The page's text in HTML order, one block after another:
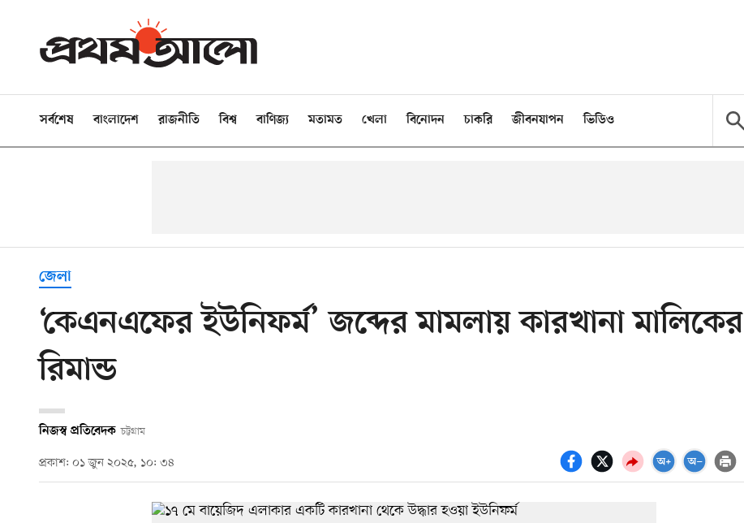
সর্বশেষ বাংলাদেশ রাজনীতি বিশ্ব বাণিজ্য মতামত খেলা বিনোদন চাকরি জীবনযাপন ভিডিও
জেলা
‘কেএনএফের ইউনিফর্ম’ জব্দের মামলায় কারখানা মালিকের
রিমান্ড
নিজস্ব প্রতিবেদক চট্টগ্রাম
প্রকাশ: ০১ জুন ২০২৫, ১০: ৩৪